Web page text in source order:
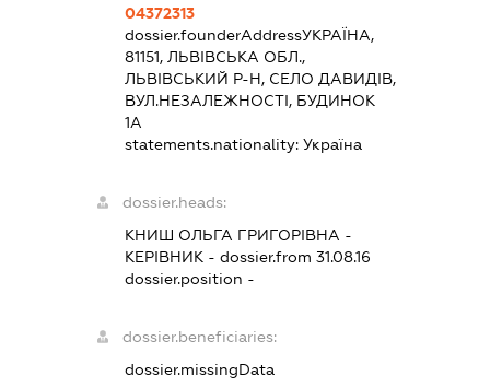
04372313
dossier.founderAddressУКРАЇНА,
81151, ЛЬВІВСЬКА ОБЛ.,
ЛЬВІВСЬКИЙ Р-Н, СЕЛО ДАВИДІВ,
ВУЛ.НЕЗАЛЕЖНОСТІ, БУДИНОК
1А
statements.nationality: Україна
dossier.heads:
КНИШ ОЛЬГА ГРИГОРІВНА -
КЕРІВНИК- dossier.from 31.08.16
dossier.position -
dossier.beneficiaries:
dossier.missingData